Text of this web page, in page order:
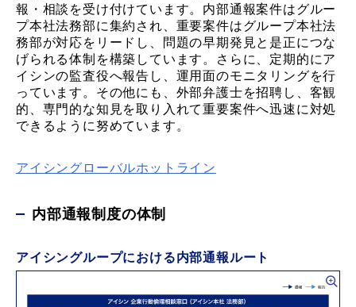
報・相談を受け付けています。内部通報案件はグルー
プ本社法務部に集約され、重要案件はグループ本社法
務部が対応をリードし、問題の早期発見と是正につな
げられる体制を構築しています。さらに、定期的にア
イシンの監査役へ報告し、運用面のモニタリングを行
っています。その他にも、外部弁護士を招聘し、客観
的、専門的な知見を取り入れて重要案件へ迅速に対処
できるように努めています。
アイシングローバルホットライン
内部通報制度の体制
アイシングループにおける内部通報ルート